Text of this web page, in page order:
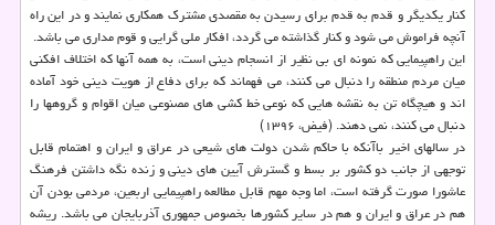
كنار یكدیگر و قدم به قدم برای رسیدن به مقصدی مشترك همكاری نمایند و در این راه
آنچه فراموش می شود و كنار گذاشته می گردد، افكار ملی گرایی و قوم مداری می باشد.
این راهپیمایی كه نمونه ای بی نظیر از انسجام دینی است، به همه آنها كه اختلاف افكنی
میان مردم منطقه را دنبال می كنند، می فهماند كه برای دفاع از هویت دینی خود آماده
اند و هیچگاه تن به نقشه هایی كه نوعی خط كشی های مصنوعی میان اقوام و گروهها را
دنبال می كنند، نمی دهند. (فیض، ۱۳۹۶)
در سالهای اخیر باآنكه با حاكم شدن دولت ­های شیعی در عراق و ایران و اهتمام قابل
توجهی از جانب دو كشور بر بسط و گسترش آیین­ های دینی و زنده نگه داشتن فرهنگ
عاشورا صورت گرفته است، اما وجه مهم قابل مطالعه راهپیمایی اربعین، مردمی بودن آن
هم در عراق و ایران و هم در سایر كشورها بخصوص جمهوری آذربایجان می باشد. ریشه